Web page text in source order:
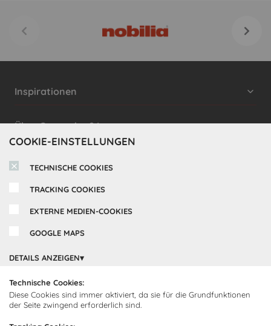
COOKIE-EINSTELLUNGEN
TECHNISCHE COOKIES
TRACKING COOKIES
EXTERNE MEDIEN-COOKIES
GOOGLE MAPS
DETAILS ANZEIGEN
Technische Cookies:
Diese Cookies sind immer aktiviert, da sie für die Grundfunktionen
der Seite zwingend erforderlich sind.
Inspirationen
Cocooning24 Küchen
Über Cocooning24
Impressum
FAQ
Kontakt
Kundendienst
Lieferung
Montage
Newsletter abonnieren
Newsletter und empfangen Sie
Ich bin damit einverstanden, dass Cocooning24 mich regelmäßig